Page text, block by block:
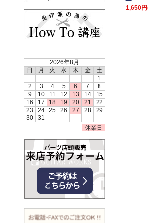
2026年8月
日
月 火 水 木 金
土
1
2
3 4 5 6 7
8
9
10 11 12 13 14
15
16
17 18 19 20 21
22
23
24 25 26 27 28
29
30
31
休業日
1,650円